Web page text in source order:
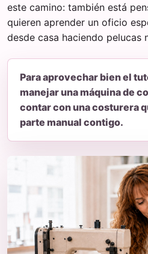
este camino: también está
quieren aprender un oficio
desde casa haciendo pelucas
Para aprovechar bien el
manejar una máquina de
contar con una costurera
parte manual contigo.